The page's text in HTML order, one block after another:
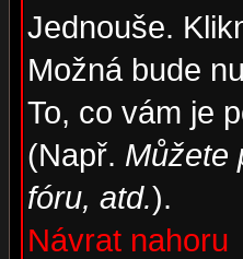
Jednouše.
Možná bude
To, co vám je
(Např. Můžete
fóru, atd.).
Návrat nahoru